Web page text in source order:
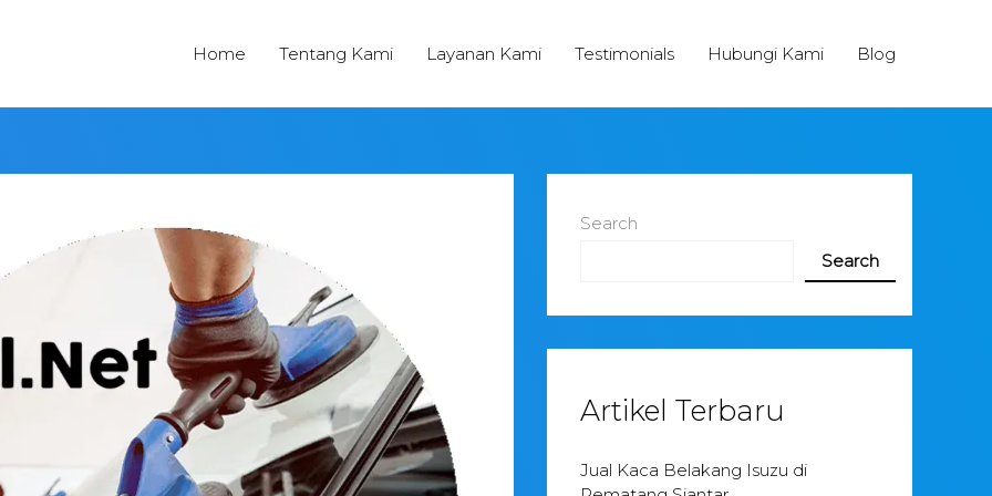
Home Tentang Kami Layanan Kami Testimonials Hubungi Kami Blog
Search
Search
Artikel Terbaru
Jual Kaca Belakang Isuzu di